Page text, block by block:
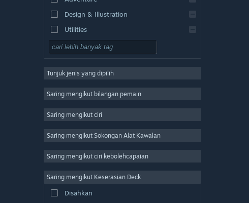
Design & Illustration
Utilities
Free to Play
Massively Multiplayer
Casual
Simulation
Video Production
Photo Editing
Tunjuk jenis yang dipilih
Saring mengikut bilangan pemain
Saring mengikut ciri
Saring mengikut Sokongan Alat Kawalan
Saring mengikut ciri kebolehcapaian
Saring mengikut Keserasian Deck
Disahkan